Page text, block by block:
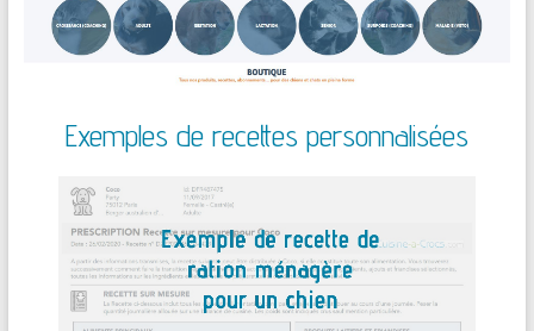
Exemples de recettes personnalisées